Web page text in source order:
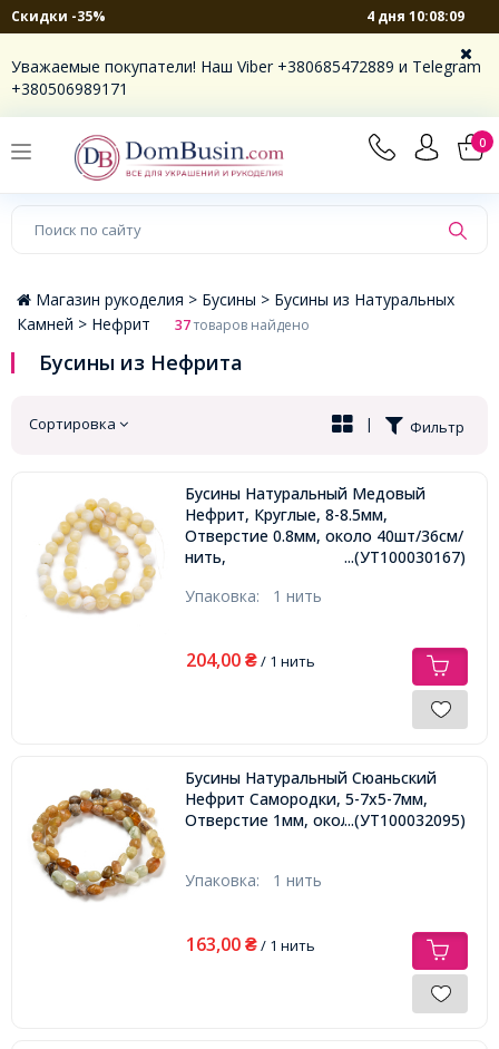
Скидки -35% 4 дня 10:08:08
Уважаемые покупатели! Наш Viber +380685472889 и Telegram
+380506989171
0
×
Магазин рукоделия > Бусины > Бусины из Натуральных
Камней > Нефрит 37товаров найдено
Бусины из Нефрита
Сортировка Фильтр
|
Бусины Натуральный Медовый
Нефрит, Круглые, 8-8.5мм,
Отверстие 0.8мм, около 40шт/36см/
нить,
...(УТ100030167)
Упаковка: 1 нить
204,00 ₴/ 1 нить
Бусины Натуральный Сюаньский
Нефрит Самородки, 5-7х5-7мм,
Отверстие 1мм, около 38см/нить,
...(УТ100032095)
Упаковка: 1 нить
163,00 ₴/ 1 нить